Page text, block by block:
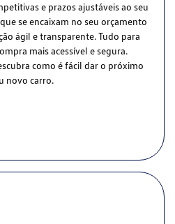
e prazos ajustáveis ao seu
se encaixam no seu orçamento
ágil e transparente. Tudo para
mais acessível e segura.
como é fácil dar o próximo
novo carro.